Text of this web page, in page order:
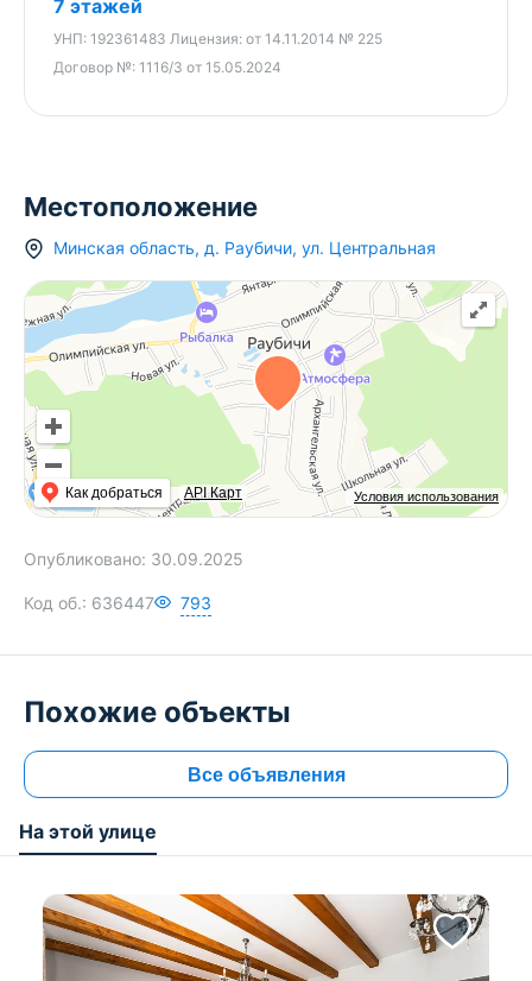
7 этажей
УНП: 192361483 Лицензия: от 14.11.2014 № 225
Договор №: 1116/3 от 15.05.2024
Местоположение
Минская область, д. Раубичи, ул. Центральная
Условия использования
Как добраться API Карт
Опубликовано: 30.09.2025
Код об.: 636447 793
Похожие объекты
Все объявления
На этой улице